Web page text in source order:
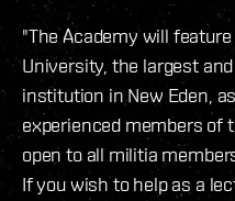
"The Academy will
University, the largest
institution in New Eden,
experienced members of
open to all militia
If you wish to help as a